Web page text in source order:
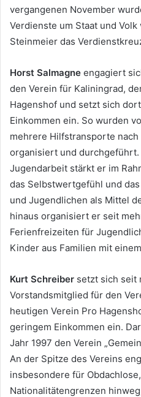
vergangenen November
Verdienste um Staat und
Steinmeier das
Horst Salmagne engagiert
den Verein für Kaliningrad,
Hagenshof und setzt sich
Einkommen ein. So wurden
mehrere Hilfstransporte
organisiert und
Jugendarbeit stärkt er im
das Selbstwertgefühl und
und Jugendlichen als Mittel
hinaus organisiert er seit
Ferienfreizeiten für
Kinder aus Familien mit
Kurt Schreiber setzt sich seit
Vorstandsmitglied für den
heutigen Verein Pro
geringem Einkommen ein.
Jahr 1997 den Verein
An der Spitze des Vereins
insbesondere für
Nationalitätengrenzen